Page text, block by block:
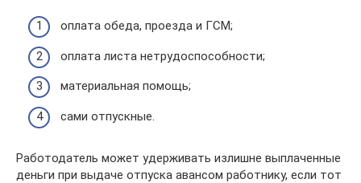
оплата обеда, проезда и ГСМ;
оплата листа нетрудоспособности;
материальная помощь;
сами отпускные.
Работодатель может удерживать излишне выплаченные
деньги при выдаче отпуска авансом работнику, если тот